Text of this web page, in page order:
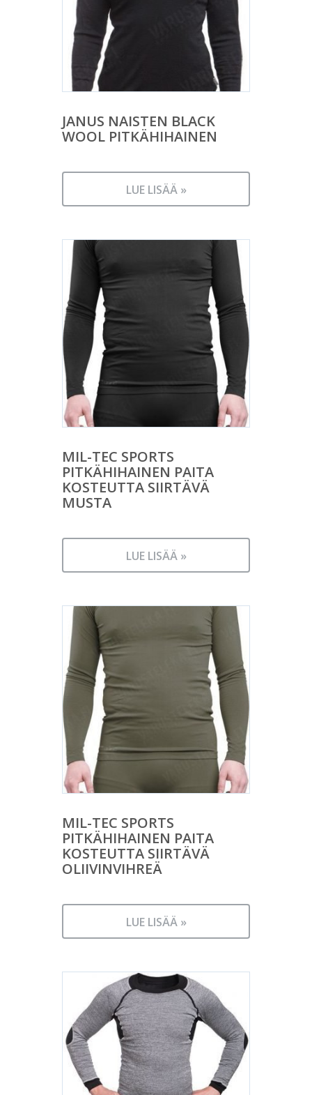
JANUS NAISTEN BLACK
WOOL PITKÄHIHAINEN
LUE LISÄÄ »
MIL-TEC SPORTS
PITKÄHIHAINEN PAITA
KOSTEUTTA SIIRTÄVÄ
MUSTA
LUE LISÄÄ »
MIL-TEC SPORTS
PITKÄHIHAINEN PAITA
KOSTEUTTA SIIRTÄVÄ
OLIIVINVIHREÄ
LUE LISÄÄ »